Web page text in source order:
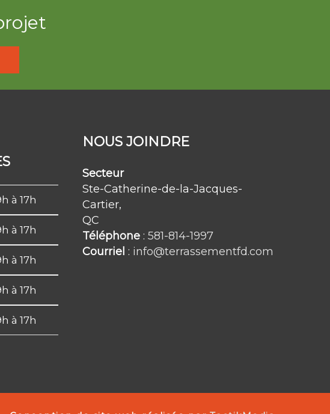
à 17h
à 17h
à 17h
à 17h
à 17h
NOUS JOINDRE
Secteur
Ste-Catherine-de-la-Jacques-
Cartier,
QC
Téléphone : 581-814-1997
Courriel : info@terrassementfd.com